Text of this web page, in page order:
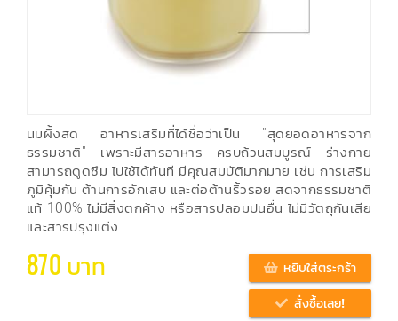
นมผึ้งสด อาหารเสริมที่ได้ชื่อว่าเป็น "สุดยอดอาหารจาก
ธรรมชาติ" เพราะมีสารอาหาร ครบถ้วนสมบูรณ์ ร่างกาย
สามารถดูดซึม ไปใช้ได้ทันที มีคุณสมบัติมากมาย เช่น การเสริม
ภูมิคุ้มกัน ต้านการอักเสบ และต่อต้านริ้วรอย สดจากธรรมชาติ
แท้ 100% ไม่มีสิ่งตกค้าง หรือสารปลอมปนอื่น ไม่มีวัตถุกันเสีย
และสารปรุงแต่ง
870 บาท หยิบใส่ตระกร้า
สั่งซื้อเลย!